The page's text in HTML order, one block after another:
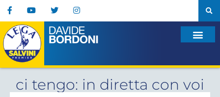
ci tengo: in diretta con voi